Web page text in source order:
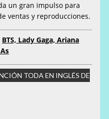
un gran impulso para
ventas y reproducciones.
BTS, Lady Gaga, Ariana
TODA EN INGLÉS DE